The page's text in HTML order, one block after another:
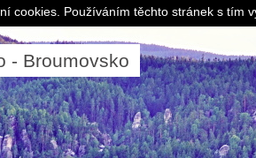
- Broumovsko
cookies. Používáním těchto stránek s tím